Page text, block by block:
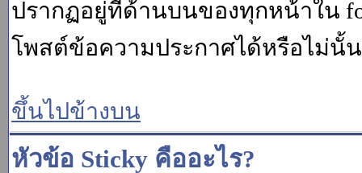
ปรากฏอยู่ที่ด้านบนของทุกหน้าใน
โพสต์ข้อความประกาศได้หรือไม่นั้
ขึ้นไปข้างบน
หัวข้อ Sticky คืออะไร?